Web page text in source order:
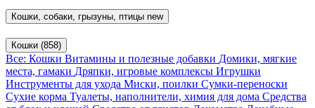
Кошки, собаки, грызуны, птицы new
Кошки (858)
Все: Кошки Витамины и полезные добавки Домики, мягкие
места, гамаки Дряпки, игровые комплексы Игрушки
Инструменты для ухода Миски, поилки Сумки-переноски
Сухие корма Туалеты, наполнители, химия для дома Средства